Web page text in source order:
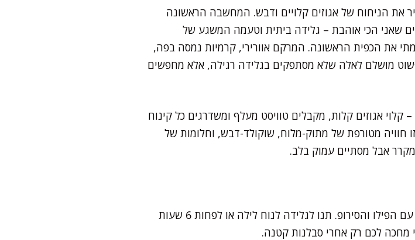
את הניחוח של אגוזים קלויים ודבש. המחשבה הראשונה
שאני הכי אוהבת – גלידה ביתית וטעמה המשגע של
את הכפית הראשונה. המרקם אוורירי, קרמיות נמסה בפה,
מושלם לאלה שלא מסתפקים בגלידה רגילה, אלא מחפשים
אגוזים קלות, מקבלים טוויסט מעלף ומשדרגים כל קינוח
חוויה מטורפת של מתוק-מלוח, שוקולד-דבש, וחלומות של
אבל מסתיים עמוק בלב.
את רוב העבודה תסיימו תוך חצי שעה בלבד, בזהירות עם הפילו והסירופ. תנו לגלידה לנוח לילה או לפחות 6 שעות
מחכה לכם רק אחרי סבלנות קטנה.